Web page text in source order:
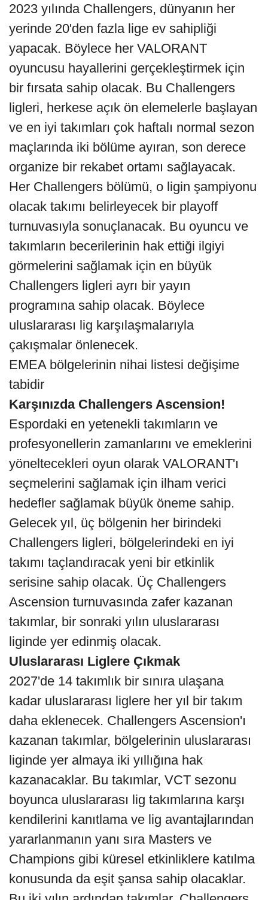
2023 yılında Challengers, dünyanın her
yerinde 20'den fazla lige ev sahipliği
yapacak. Böylece her VALORANT
oyuncusu hayallerini gerçekleştirmek için
bir fırsata sahip olacak. Bu Challengers
ligleri, herkese açık ön elemelerle başlayan
ve en iyi takımları çok haftalı normal sezon
maçlarında iki bölüme ayıran, son derece
organize bir rekabet ortamı sağlayacak.
Her Challengers bölümü, o ligin şampiyonu
olacak takımı belirleyecek bir playoff
turnuvasıyla sonuçlanacak. Bu oyuncu ve
takımların becerilerinin hak ettiği ilgiyi
görmelerini sağlamak için en büyük
Challengers ligleri ayrı bir yayın
programına sahip olacak. Böylece
uluslararası lig karşılaşmalarıyla
çakışmalar önlenecek.
EMEA bölgelerinin nihai listesi değişime
tabidir
Karşınızda Challengers Ascension!
Espordaki en yetenekli takımların ve
profesyonellerin zamanlarını ve emeklerini
yöneltecekleri oyun olarak VALORANT'ı
seçmelerini sağlamak için ilham verici
hedefler sağlamak büyük öneme sahip.
Gelecek yıl, üç bölgenin her birindeki
Challengers ligleri, bölgelerindeki en iyi
takımı taçlandıracak yeni bir etkinlik
serisine sahip olacak. Üç Challengers
Ascension turnuvasında zafer kazanan
takımlar, bir sonraki yılın uluslararası
liginde yer edinmiş olacak.
Uluslararası Liglere Çıkmak
2027'de 14 takımlık bir sınıra ulaşana
kadar uluslararası liglere her yıl bir takım
daha eklenecek. Challengers Ascension'ı
kazanan takımlar, bölgelerinin uluslararası
liginde yer almaya iki yıllığına hak
kazanacaklar. Bu takımlar, VCT sezonu
boyunca uluslararası lig takımlarına karşı
kendilerini kanıtlama ve lig avantajlarından
yararlanmanın yanı sıra Masters ve
Champions gibi küresel etkinliklere katılma
konusunda da eşit şansa sahip olacaklar.